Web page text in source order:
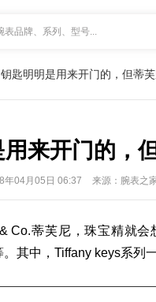
表品牌、系列、型号...
钥匙明明是用来开门的，但蒂
来开门的，
年04月05日 06:37 来源：腕表之
Co.蒂芙尼 ，珠宝精就
其中，Tiffany keys系列